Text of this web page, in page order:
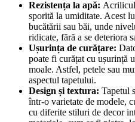
Rezistența la apă: Acrilicul
sporită la umiditate. Acest
bucătării sau băi, unde
ridicate, fără a se deteriora
Ușurința de curățare:
poate fi curățat cu ușurință
moale. Astfel, petele sau
aspectul tapetului.
Design și textura: Tapetul
într-o varietate de modele,
cu diferite stiluri de decor